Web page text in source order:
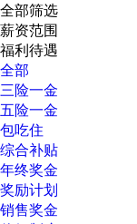
全部筛选
薪资范围
福利待遇
全部
三险一金
五险一金
包吃住
综合补贴
年终奖金
奖励计划
销售奖金